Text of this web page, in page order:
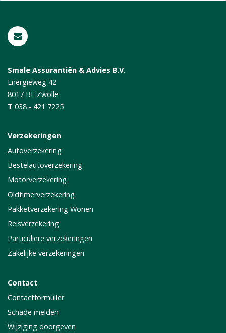
Smale Assurantiën & Advies B.V.
Energieweg 42
8017 BE Zwolle
T 038 - 421 7225
Verzekeringen
Autoverzekering
Bestelautoverzekering
Motorverzekering
Oldtimerverzekering
Pakketverzekering Wonen
Reisverzekering
Particuliere verzekeringen
Zakelijke verzekeringen
Contact
Contactformulier
Schade melden
Wijziging doorgeven